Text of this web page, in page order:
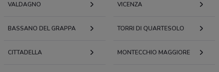
VALDAGNO VICENZA
BASSANO DEL GRAPPA TORRI DI QUARTESOLO
CITTADELLA MONTECCHIO MAGGIORE